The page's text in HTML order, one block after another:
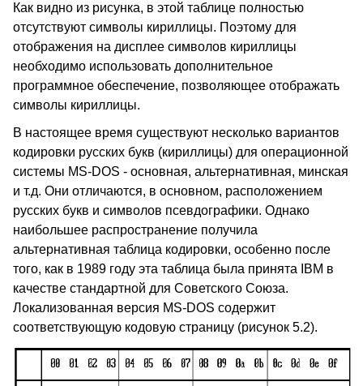
Как видно из рисунка, в этой таблице полностью
отсутствуют символы кириллицы. Поэтому для
отображения на дисплее символов кириллицы
необходимо использовать дополнительное
программное обеспечение, позволяющее отображать
символы кириллицы.
В настоящее время существуют несколько вариантов
кодировки русских букв (кириллицы) для операционной
системы MS-DOS - основная, альтернативная, минская
и т.д. Они отличаются, в основном, расположением
русских букв и символов псевдографики. Однако
наибольшее распространение получила
альтернативная таблица кодировки, особенно после
того, как в 1989 году эта таблица была принята IBM в
качестве стандартной для Советского Союза.
Локализованная версия MS-DOS содержит
соответствующую кодовую страницу (рисунок 5.2).